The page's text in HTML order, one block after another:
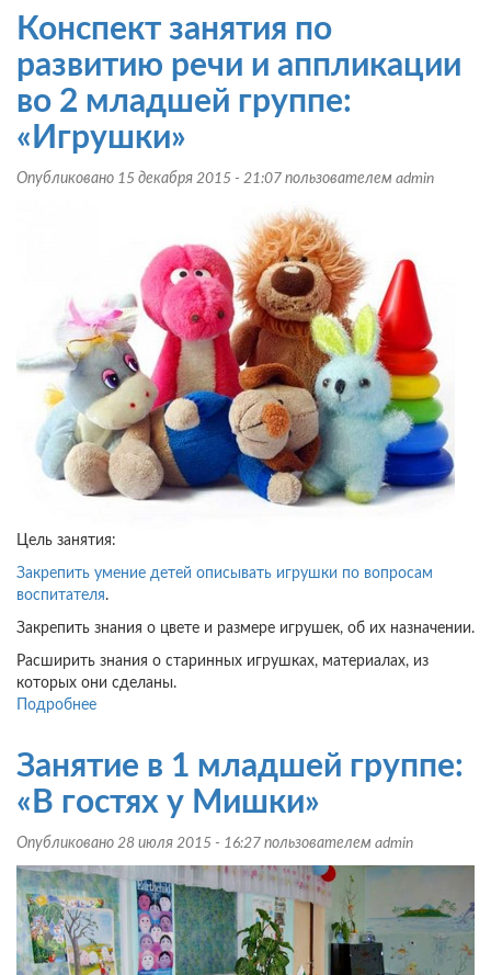
для
младших
дошкольников:
«Волшебный
цветок»
Конспект занятия по
развитию речи и аппликации
во 2 младшей группе:
«Игрушки»
Опубликовано 15 декабря 2015 - 21:07 пользователем admin
Цель занятия:
Закрепить умение детей описывать игрушки по вопросам
воспитателя.
Закрепить знания о цвете и размере игрушек, об их назначении.
Расширить знания о старинных игрушках, материалах, из
которых они сделаны.
Подробнее
по
развитию
речи
и
во
2
младшей
группе:
«Игрушки»
Занятие в 1 младшей группе:
«В гостях у Мишки»
Опубликовано 28 июля 2015 - 16:27 пользователем admin